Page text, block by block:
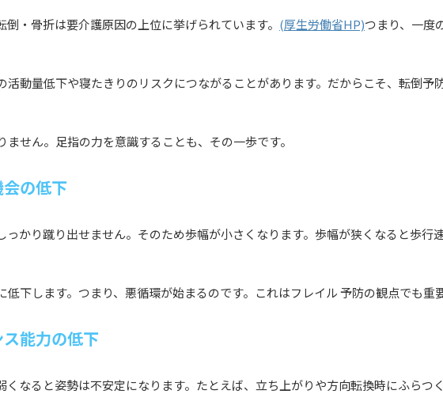
・骨折は要介護原因の上位に挙げられています。 (厚生労働省HP)つまり、一度
活動量低下や寝たきりのリスクにつながることがあります。だからこそ、転倒予
せん。足指の力を意識することも、その一歩です。
の低下
っかり蹴り出せません。そのため歩幅が小さくなります。歩幅が狭くなると歩行
下します。つまり、悪循環が始まるのです。これはフレイル 予防の観点でも重
能力の低下
くなると姿勢は不安定になります。たとえば、立ち上がりや方向転換時にふらつ